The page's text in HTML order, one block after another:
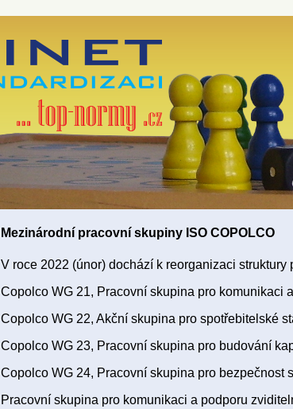
Mezinárodní pracovní skupiny ISO COPOLCO
V roce 2022 (únor) dochází k reorganizaci
Copolco WG 21, Pracovní skupina pro komunikaci
Copolco WG 22, Akční skupina pro spotřebitelské
Copolco WG 23, Pracovní skupina pro budování
Copolco WG 24, Pracovní skupina pro bezpečnost
Pracovní skupina pro komunikaci a podporu